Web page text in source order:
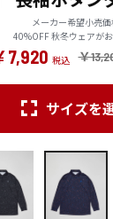
メーカー希望小売
40%OFF 秋冬ウェアが
￥
7,920
サイズを